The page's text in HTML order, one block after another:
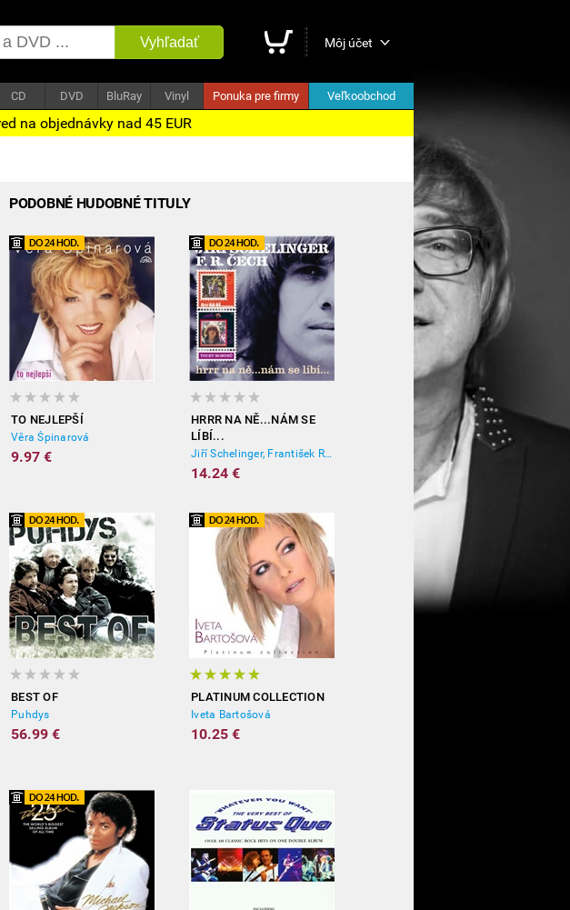
Vyhľadať Môj účet
CD DVD BluRay Vinyl Ponuka pre firmy Veľkoobchod
na objednávky nad 45 EUR
PODOBNÉ HUDOBNÉ TITULY
TO NEJLEPŠÍ
Věra Špinarová
9.97 €
HRRR NA NĚ...NÁM SE
LÍBÍ...
Jiří Schelinger, František Ringo Čech
14.24 €
BEST OF
Puhdys
56.99 €
PLATINUM COLLECTION
Iveta Bartošová
10.25 €